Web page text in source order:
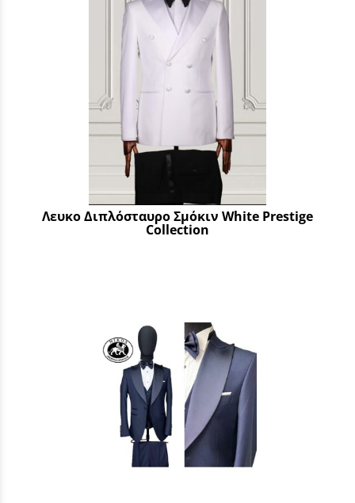
Λευκο Διπλόσταυρο Σμόκιν White Prestige
Collection